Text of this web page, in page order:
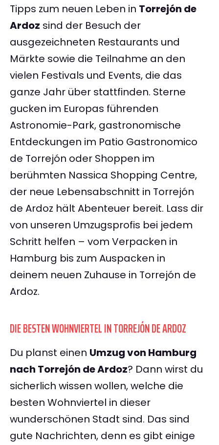
Tipps zum neuen Leben in Torrejón de
Ardoz sind der Besuch der
ausgezeichneten Restaurants und
Märkte sowie die Teilnahme an den
vielen Festivals und Events, die das
ganze Jahr über stattfinden. Sterne
gucken im Europas führenden
Astronomie-Park, gastronomische
Entdeckungen im Patio Gastronomico
de Torrejón oder Shoppen im
berühmten Nassica Shopping Centre,
der neue Lebensabschnitt in Torrejón
de Ardoz hält Abenteuer bereit. Lass dir
von unseren Umzugsprofis bei jedem
Schritt helfen – vom Verpacken in
Hamburg bis zum Auspacken in
deinem neuen Zuhause in Torrejón de
Ardoz.
DIE BESTEN WOHNVIERTEL IN TORREJÓN DE ARDOZ
Du planst einen Umzug von Hamburg
nach Torrejón de Ardoz? Dann wirst du
sicherlich wissen wollen, welche die
besten Wohnviertel in dieser
wunderschönen Stadt sind. Das sind
gute Nachrichten, denn es gibt einige